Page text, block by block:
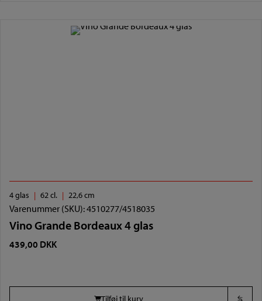
4 glas 62 cl. 22,6 cm
Varenummer (SKU):4510277/4518035
Vino Grande Bordeaux 4 glas
439,00 DKK
Tilføj til kurv